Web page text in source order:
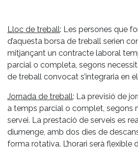
Lloc de treball: Les persones que
d’aquesta borsa de treball serien
mitjançant un contracte laboral
parcial o completa, segons
de treball convocat s’integraria en
Jornada de treball: La previsió de
a temps parcial o complet, segons
servei. La prestació de serveis es
diumenge, amb dos dies de
forma rotativa. L’horari serà flexible